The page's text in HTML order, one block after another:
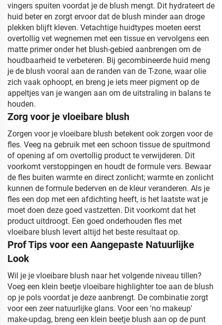
vingers spuiten voordat je de blush mengt. Dit hydrateert de
huid beter en zorgt ervoor dat de blush minder aan droge
plekken blijft kleven. Vetachtige huidtypes moeten eerst
overtollig vet wegnemen met een tissue en vervolgens een
matte primer onder het blush-gebied aanbrengen om de
houdbaarheid te verbeteren. Bij gecombineerde huid meng
je de blush vooral aan de randen van de T-zone, waar olie
zich vaak ophoopt, en breng je iets meer pigment op de
appeltjes van je wangen aan om de uitstraling in balans te
houden.
Zorg voor je vloeibare blush
Zorgen voor je vloeibare blush betekent ook zorgen voor de
fles. Veeg na gebruik met een schoon tissue de spuitmond
of opening af om overtollig product te verwijderen. Dit
voorkomt verstoppingen en houdt de formule vers. Bewaar
de fles buiten warmte en direct zonlicht; warmte en zonlicht
kunnen de formule bederven en de kleur veranderen. Als je
fles een dop met een afdichting heeft, is het laatste wat je
moet doen deze goed vastzetten. Dit voorkomt dat het
product uitdroogt. Een goed onderhouden fles met
vloeibare blush levert altijd het beste resultaat op.
Prof Tips voor een Aangepaste Natuurlijke
Look
Wil je je vloeibare blush naar het volgende niveau tillen?
Voeg een klein beetje vloeibare highlighter toe aan de blush
op je pols voordat je deze aanbrengt. De combinatie zorgt
voor een zeer natuurlijke glans. Voor een 'no makeup'
make-updag, breng een klein beetje blush aan op de punt